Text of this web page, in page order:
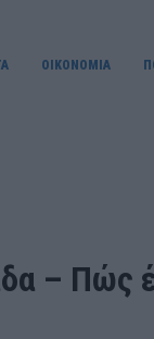
OIKONOMIA
– Πώς